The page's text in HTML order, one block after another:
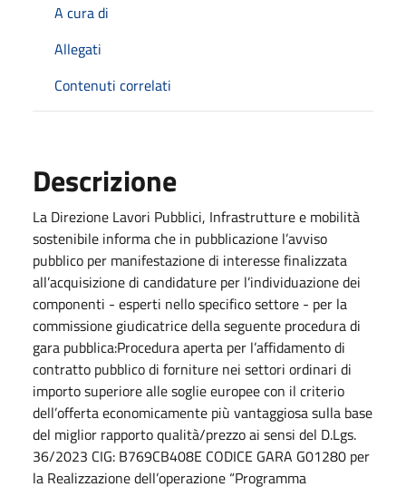
A cura di
Allegati
Contenuti correlati
Descrizione
La Direzione Lavori Pubblici, Infrastrutture e mobilità
sostenibile informa che in pubblicazione l’avviso
pubblico per manifestazione di interesse finalizzata
all’acquisizione di candidature per l’individuazione dei
componenti - esperti nello specifico settore - per la
commissione giudicatrice della seguente procedura di
gara pubblica:Procedura aperta per l’affidamento di
contratto pubblico di forniture nei settori ordinari di
importo superiore alle soglie europee con il criterio
dell’offerta economicamente più vantaggiosa sulla base
del miglior rapporto qualità/prezzo ai sensi del D.Lgs.
36/2023 CIG: B769CB408E CODICE GARA G01280 per
la Realizzazione dell’operazione “Programma